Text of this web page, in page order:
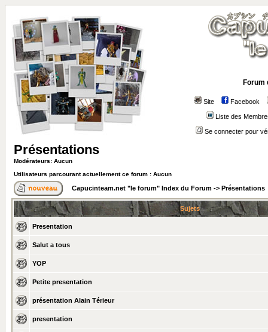
Forum
Site Facebook
Liste des
Se connecter pour
Présentations
Modérateurs: Aucun
Utilisateurs parcourant actuellement ce forum : Aucun
Capucinteam.net "le forum" Index du Forum -> Présentations
Sujets
Presentation
Salut a tous
YOP
Petite presentation
présentation Alain Térieur
presentation